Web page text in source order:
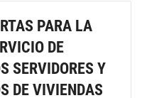
PARA LA
DE
SERVIDORES Y
DE VIVIENDAS